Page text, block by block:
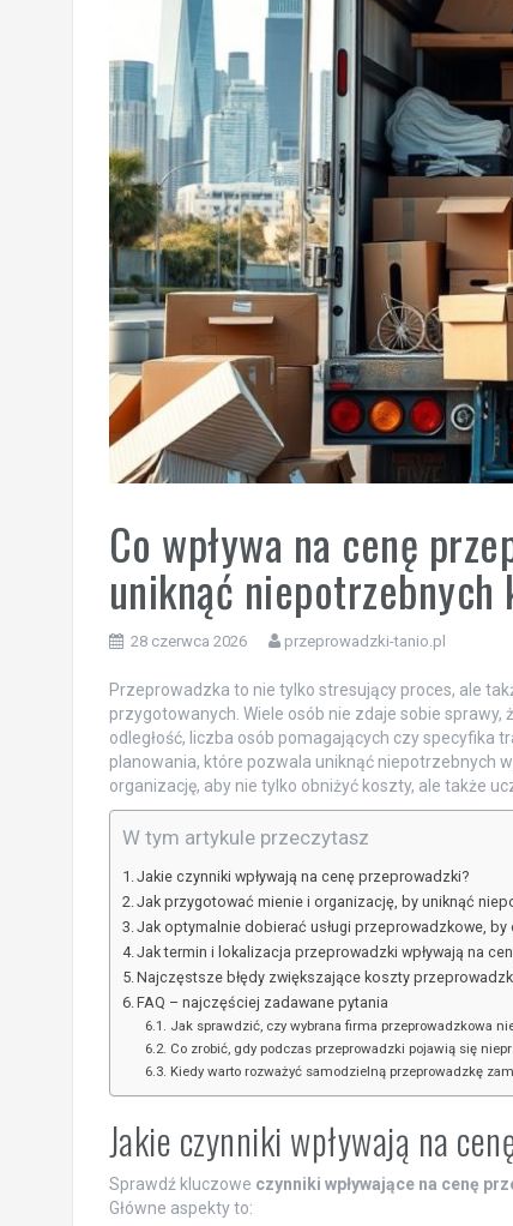
Co wpływa na cenę
uniknąć niepotrzebnych
28 czerwca 2026 przeprowadzki-tanio.pl
Przeprowadzka to nie tylko stresujący proces, ale
przygotowanych. Wiele osób nie zdaje sobie sprawy,
odległość, liczba osób pomagających czy
planowania, które pozwala uniknąć niepotrzebnych
organizację, aby nie tylko obniżyć koszty, ale także
W tym artykule przeczytasz
Jakie czynniki wpływają na cenę przeprowadzki?
Jak przygotować mienie i organizację, by uniknąć
Jak optymalnie dobierać usługi przeprowadzkowe, by
Jak termin i lokalizacja przeprowadzki wpływają na
Najczęstsze błędy zwiększające koszty
FAQ – najczęściej zadawane pytania
Jak sprawdzić, czy wybrana firma przeprowadzkowa
Co zrobić, gdy podczas przeprowadzki pojawią się
Kiedy warto rozważyć samodzielną przeprowadzkę
Jakie czynniki wpływają na
Sprawdź kluczowe czynniki wpływające na cenę
Główne aspekty to: